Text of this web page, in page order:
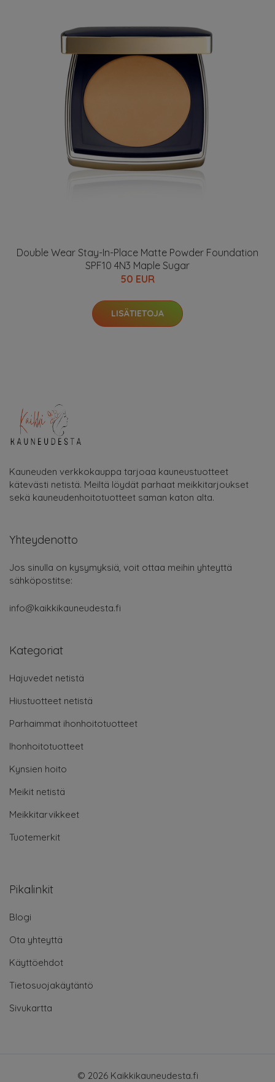
Double Wear Stay-In-Place Matte Powder Foundation
SPF10 4N3 Maple Sugar
50 EUR
LISÄTIETOJA
Kauneuden verkkokauppa tarjoaa kauneustuotteet
kätevästi netistä. Meiltä löydät parhaat meikkitarjoukset
sekä kauneudenhoitotuotteet saman katon alta.
Yhteydenotto
Jos sinulla on kysymyksiä, voit ottaa meihin yhteyttä
sähköpostitse:
info@kaikkikauneudesta.fi
Kategoriat
Hajuvedet netistä
Hiustuotteet netistä
Parhaimmat ihonhoitotuotteet
Ihonhoitotuotteet
Kynsien hoito
Meikit netistä
Meikkitarvikkeet
Tuotemerkit
Pikalinkit
Blogi
Ota yhteyttä
Käyttöehdot
Tietosuojakäytäntö
Sivukartta
© 2026 Kaikkikauneudesta.fi